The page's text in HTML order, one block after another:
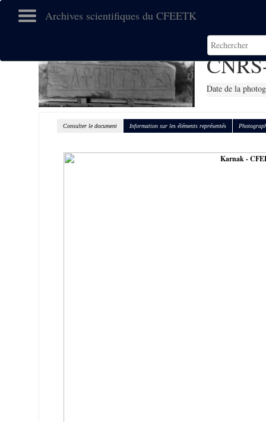
Archives scientifiques du CFEETK
Date de la
Consulter le document Information sur les éléments représentés